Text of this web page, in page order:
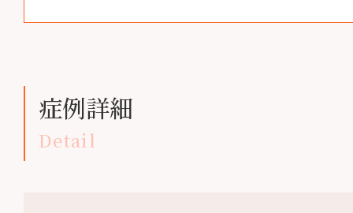
症例詳細
Detail